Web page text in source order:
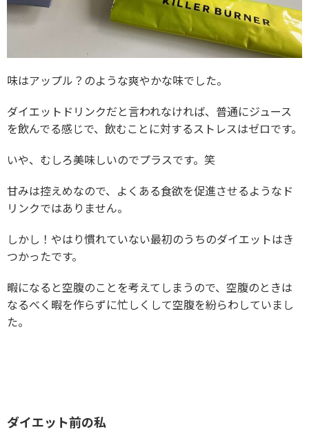
味はアップル？のような爽やかな味でした。
ダイエットドリンクだと言われなければ、普通にジュース
を飲んでる感じで、飲むことに対するストレスはゼロです。
いや、むしろ美味しいのでプラスです。笑
甘みは控えめなので、よくある食欲を促進させるようなド
リンクではありません。
しかし！やはり慣れていない最初のうちのダイエットはき
つかったです。
暇になると空腹のことを考えてしまうので、空腹のときは
なるべく暇を作らずに忙しくして空腹を紛らわしていまし
た。
ダイエット前の私